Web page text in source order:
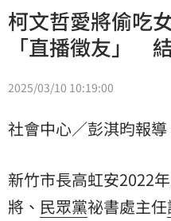
柯文哲愛將偷吃
「直播徵友」
2025/03/10 10:19:00
社會中心／彭淇昀報導
新竹市長高虹安2022
將、 民眾黨祕書處主任